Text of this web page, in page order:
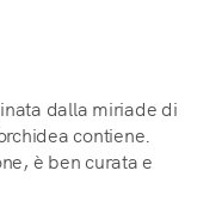
dalla miriade di
contiene.
è ben curata e